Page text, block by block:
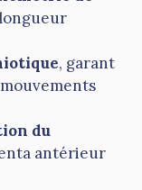
, garant
du
antérieur